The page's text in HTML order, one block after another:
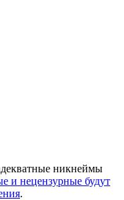
никнеймы
и нецензурные будут
.